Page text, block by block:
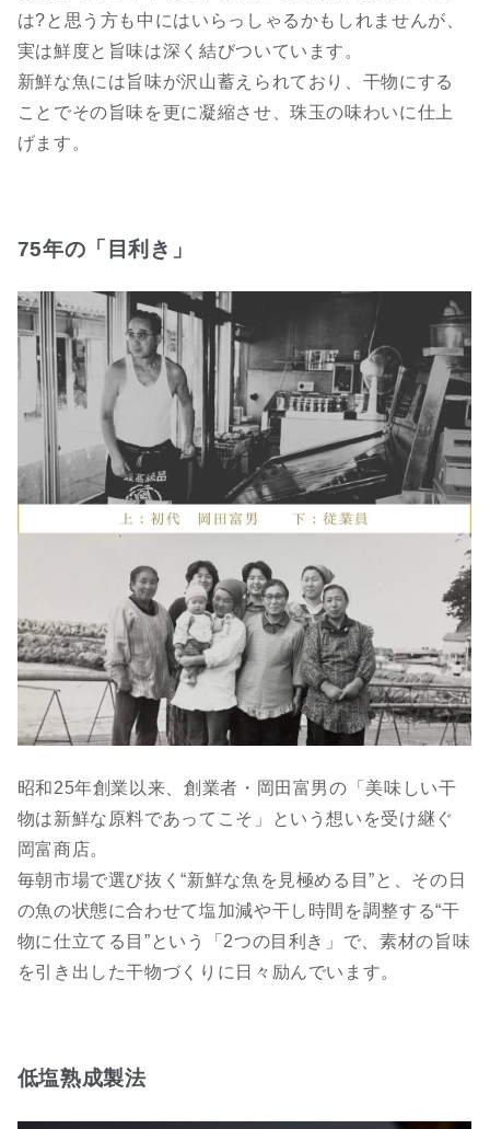
は?と思う方も中にはいらっしゃるかもしれませんが、
実は鮮度と旨味は深く結びついています。
新鮮な魚には旨味が沢山蓄えられており、干物にする
ことでその旨味を更に凝縮させ、珠玉の味わいに仕上
げます。
75年の「目利き」
昭和25年創業以来、創業者・岡田富男の「美味しい干
物は新鮮な原料であってこそ」という想いを受け継ぐ
岡富商店。
毎朝市場で選び抜く“新鮮な魚を見極める目”と、その日
の魚の状態に合わせて塩加減や干し時間を調整する“干
物に仕立てる目”という「2つの目利き」で、素材の旨味
を引き出した干物づくりに日々励んでいます。
低塩熟成製法